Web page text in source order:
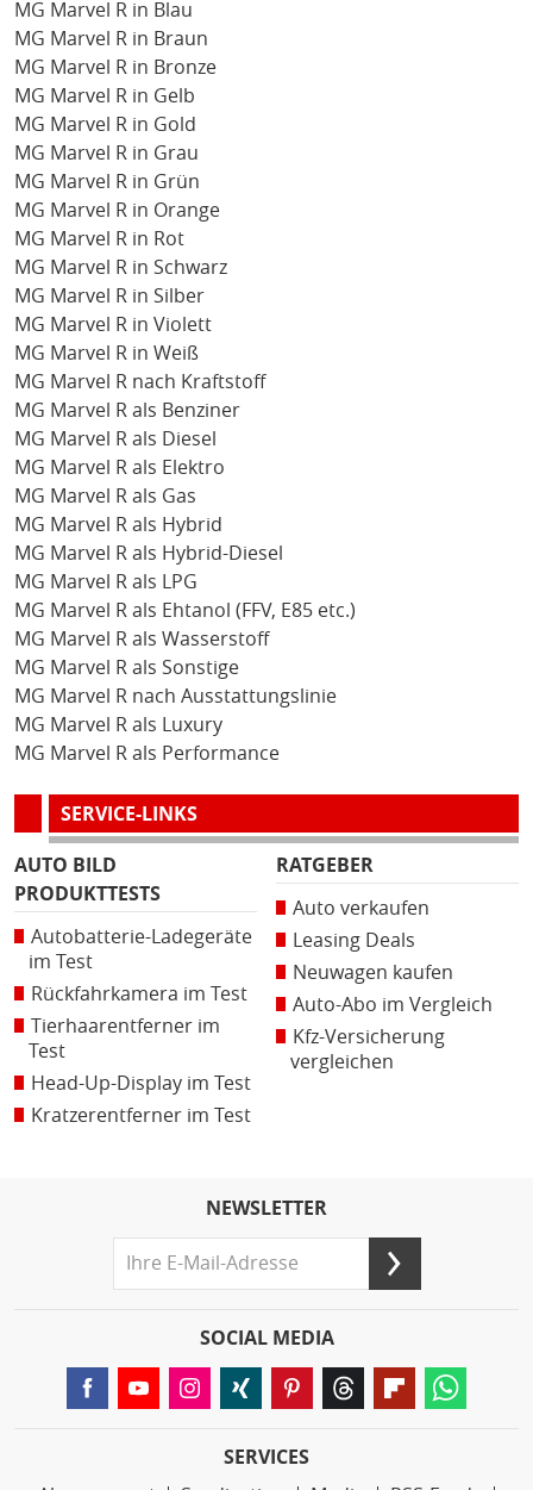
MG Marvel R in Blau
MG Marvel R in Braun
MG Marvel R in Bronze
MG Marvel R in Gelb
MG Marvel R in Gold
MG Marvel R in Grau
MG Marvel R in Grün
MG Marvel R in Orange
MG Marvel R in Rot
MG Marvel R in Schwarz
MG Marvel R in Silber
MG Marvel R in Violett
MG Marvel R in Weiß
MG Marvel R nach Kraftstoff
MG Marvel R als Benziner
MG Marvel R als Diesel
MG Marvel R als Elektro
MG Marvel R als Gas
MG Marvel R als Hybrid
MG Marvel R als Hybrid-Diesel
MG Marvel R als LPG
MG Marvel R als Ehtanol (FFV, E85 etc.)
MG Marvel R als Wasserstoff
MG Marvel R als Sonstige
MG Marvel R nach Ausstattungslinie
MG Marvel R als Luxury
MG Marvel R als Performance
SERVICE-LINKS
AUTO BILD
PRODUKTTESTS
Autobatterie-Ladegeräte
im Test
Rückfahrkamera im Test
Tierhaarentferner im
Test
Head-Up-Display im Test
Kratzerentferner im Test
RATGEBER
Auto verkaufen
Leasing Deals
Neuwagen kaufen
Auto-Abo im Vergleich
Kfz-Versicherung
vergleichen
NEWSLETTER
SOCIAL MEDIA
SERVICES